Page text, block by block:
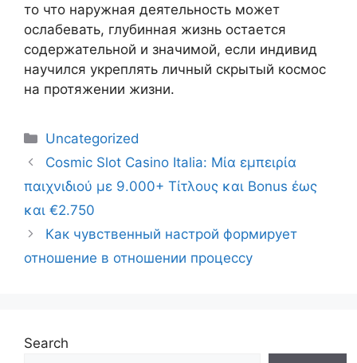
то что наружная деятельность может
ослабевать, глубинная жизнь остается
содержательной и значимой, если индивид
научился укреплять личный скрытый космос
на протяжении жизни.
Uncategorized
Cosmic Slot Casino Italia: Μία εμπειρία
παιχνιδιού με 9.000+ Τίτλους και Bonus έως
και €2.750
Как чувственный настрой формирует
отношение в отношении процессу
Search